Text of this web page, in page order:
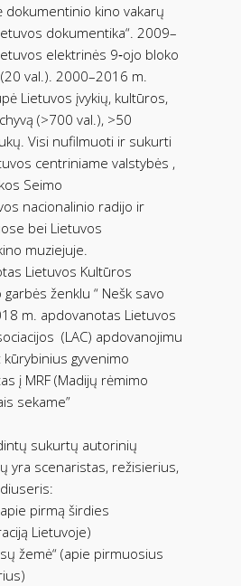
dokumentinio kino vakarų
dokumentika“. 2009–
elektrinės 9‑ojo bloko
val.). 2000–2016 m.
Lietuvos įvykių, kultūros,
(>700 val.), >50
Visi nufilmuoti ir sukurti
centriniame valstybės ,
Seimo
nacionalinio radijo ir
bei Lietuvos
muziejuje.
Lietuvos Kultūros
ženklu “ Nešk savo
m. apdovanotas Lietuvos
(LAC) apdovanojimu
kūrybinius gyvenimo
į MRF (Madijų rėmimo
sekame”
sukurtų autorinių
yra scenaristas, režisierius,
pirmą širdies
Lietuvoje)
žemė“ (apie pirmuosius